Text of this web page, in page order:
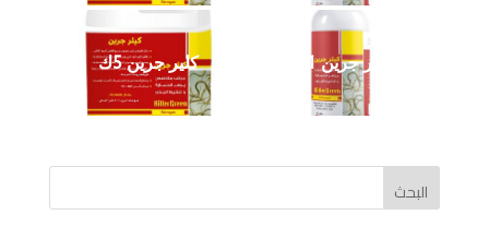
كلير جرين 1 ك كلير جرين 5ك
البحث